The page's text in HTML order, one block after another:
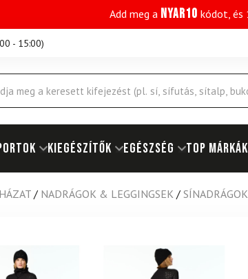
Add meg a NYAR10 kódot, és
- 15:00)
KIEGÉSZÍTŐK EGÉSZSÉG Top márkák
/ NADRÁGOK & LEGGINGSEK / SÍNADRÁGOK